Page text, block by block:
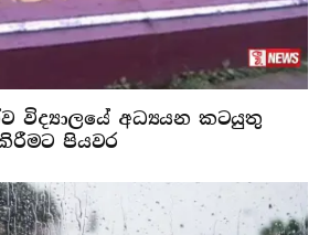
විද්‍යාලයේ අධ්‍යයන කටයුතු
පියවර